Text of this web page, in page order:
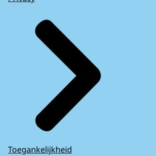
Toegankelijkheid